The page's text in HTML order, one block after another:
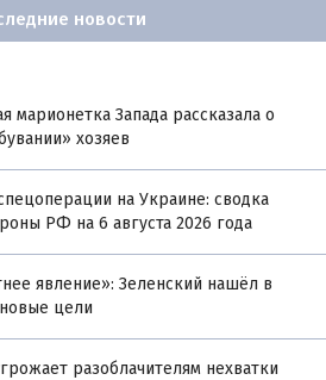
новости
марионетка Запада рассказала о
хозяев
на Украине: сводка
РФ на 6 августа 2026 года
явление»: Зеленский нашёл в
цели
разоблачителям нехватки